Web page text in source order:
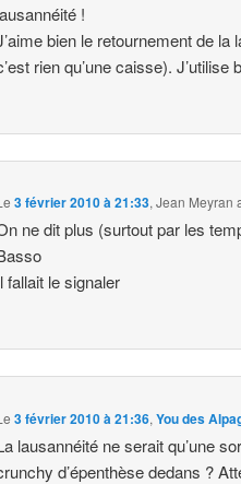
!
bien le retournement de
rien qu’une caisse).
3 février 2010 à 21:33,Jean Meyran
ne dit plus (surtout par les
fallait le signaler
3 février 2010 à 21:36,You des
lausannéité ne serait qu’une
d’épenthèse dedans ?